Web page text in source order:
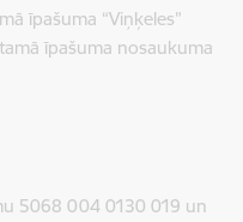
īpašuma “Viņķeles”
īpašuma nosaukuma
5068 004 0130 019 un